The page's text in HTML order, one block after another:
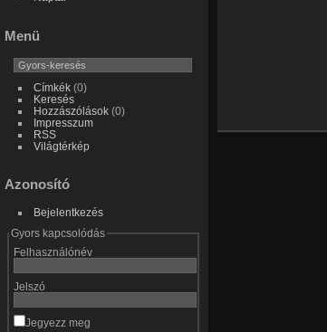
Menü
Címkék(0)
Keresés
Hozzászólások(0)
Impresszum
RSS
Világtérkép
Azonosító
Bejelentkezés
Gyors kapcsolódás
Felhasználónév
Jelszó
Jegyezz meg